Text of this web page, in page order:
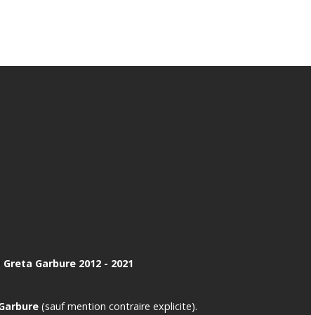
Garbure 2012 - 2021
(sauf mention contraire explicite).